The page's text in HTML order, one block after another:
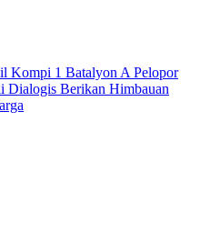
Kompi 1 Batalyon A Pelopor
Dialogis Berikan Himbauan